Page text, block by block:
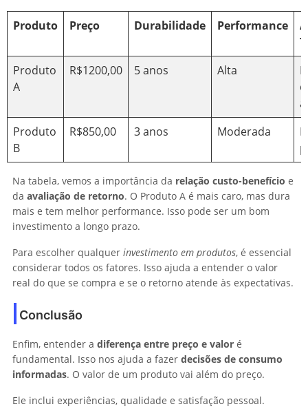
Produto Preço Durabilidade Performance
Produto
A
R$1200,00 5 anos Alta
Produto
B
R$850,00 3 anos Moderada
Na tabela, vemos a importância da relação custo-benefício e
da avaliação de retorno. O Produto A é mais caro, mas dura
mais e tem melhor performance. Isso pode ser um bom
investimento a longo prazo.
Para escolher qualquer investimento em produtos, é essencial
considerar todos os fatores. Isso ajuda a entender o valor
real do que se compra e se o retorno atende às expectativas.
Conclusão
Enfim, entender a diferença entre preço e valor é
fundamental. Isso nos ajuda a fazer decisões de consumo
informadas. O valor de um produto vai além do preço.
Ele inclui experiências, qualidade e satisfação pessoal.